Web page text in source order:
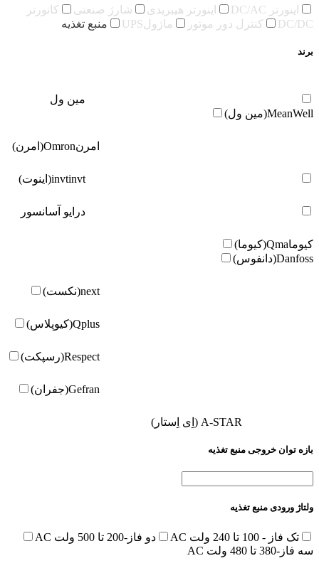
اینورتر DC/AC اینورتر هیبریدی شارژ صنعتی
کانورتر
DC/DC
کنترل دور موتور ماژولUPS منبع تغذیه
برند
مین ول
MeanWell(مین ول)
امرنOmron(امرن)
invtinvt(اینوت)
درایو آسانسور
کیوماQma(کیوما)
Danfoss(دانفوس)
next(نکست)
Qplus(کیوپلاس)
Respect(رسپکت)
Gefran(جفران)
A-STAR (اِی اِستار)
بازه توان خروجی منبع تغذیه
ولتاژ ورودی منبع تغذیه
تک فاز - 100 تا 240 ولت AC
دو فاز-200 تا 500 ولت AC
سه فاز-380 تا 480 ولت AC